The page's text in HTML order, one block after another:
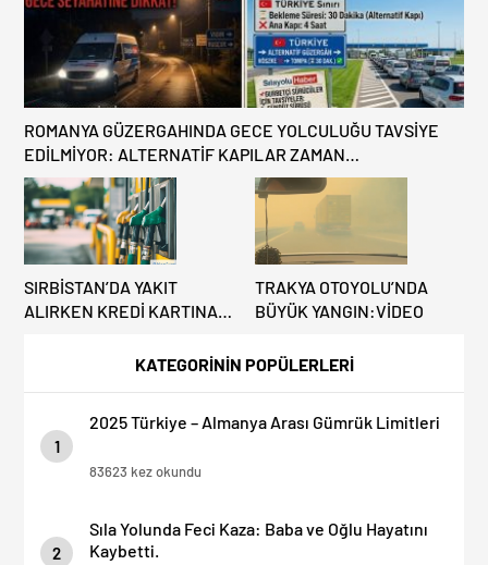
KATEGORİNİN POPÜLERLERİ
1
2025 Türkiye – Almanya Arası Gümrük Limitleri
83623 kez okundu
2
Sıla Yolunda Feci Kaza: Baba ve Oğlu Hayatını
Kaybetti.
ROMANYA GÜZERGAHINDA GECE YOLCULUĞU TAVSİYE
EDİLMİYOR: ALTERNATİF KAPILAR ZAMAN
KAZANDIRIYOR!
SIRBİSTAN’DA YAKIT
ALIRKEN KREDİ KARTINA
TRAKYA OTOYOLU’NDA
BÜYÜK YANGIN:VİDEO